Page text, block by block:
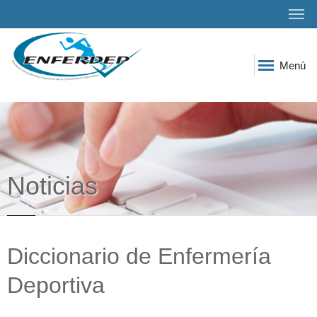
Menú
Noticias
Diccionario de Enfermería
Deportiva